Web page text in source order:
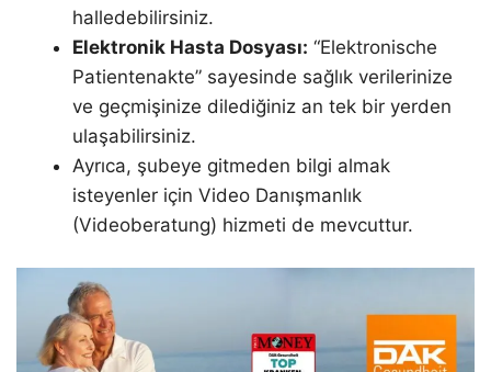
halledebilirsiniz.
Elektronik Hasta Dosyası: “Elektronische
Patientenakte” sayesinde sağlık verilerinize
ve geçmişinize dilediğiniz an tek bir yerden
ulaşabilirsiniz.
Ayrıca, şubeye gitmeden bilgi almak
isteyenler için Video Danışmanlık
(Videoberatung) hizmeti de mevcuttur.